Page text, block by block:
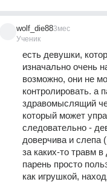
wolf_die88
Ученик
3мес
есть девушки,
изначально очень
возможно, они не
контролировать. а
здравомыслящий
который может
следовательно -
доверчива и слепа
за каких-то травм в
парень просто
как игрушкой,